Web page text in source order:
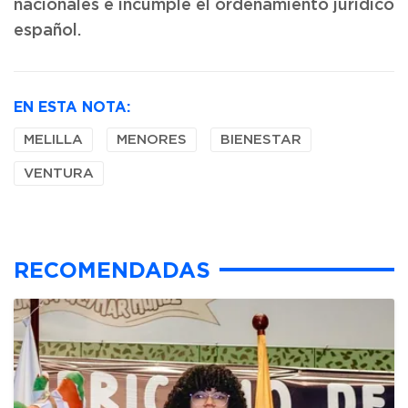
nacionales e incumple el ordenamiento jurídico
español.
EN ESTA NOTA:
MELILLA MENORES BIENESTAR
VENTURA
RECOMENDADAS